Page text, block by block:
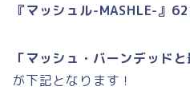
『マッシュル-MASHLE-』
「マッシュ・バーンデッド
が下記となります！